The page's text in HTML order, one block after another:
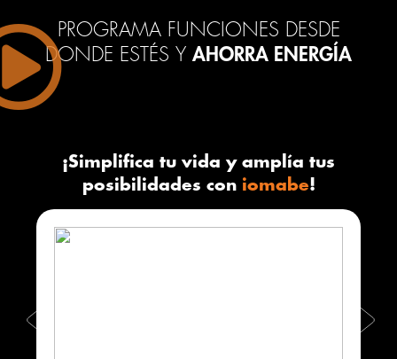
PROGRAMA FUNCIONES DESDE
DONDE ESTÉS Y AHORRA ENERGÍA
¡Simplifica tu vida y amplía tus
posibilidades con iomabe!